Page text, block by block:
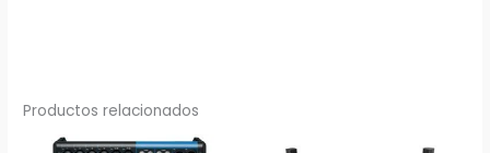
Productos relacionados